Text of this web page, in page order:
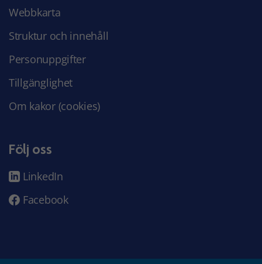
Webbkarta
Struktur och innehåll
Personuppgifter
Tillgänglighet
Om kakor (cookies)
Följ oss
LinkedIn
Facebook